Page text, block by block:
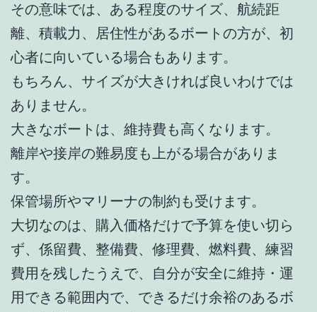
その意味では、ある程度のサイズ、航続距
離、積載力、居住性があるボートの方が、初
心者に向いている場合もあります。
もちろん、サイズが大きければ良いわけでは
ありません。
大きなボートは、維持費も高くなります。
離岸や接岸の難易度も上がる場合がありま
す。
保管場所やマリーナの制約も受けます。
大切なのは、購入価格だけで予算を使い切ら
ず、係留費、整備費、修理費、燃料費、練習
費用を残したうえで、自分が安全に維持・運
用できる範囲内で、できるだけ余裕のあるボ